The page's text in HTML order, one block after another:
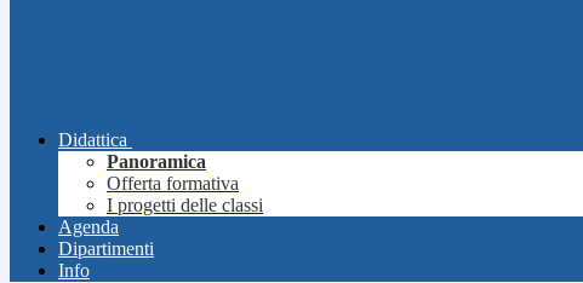
Didattica
Panoramica
Offerta formativa
I progetti delle classi
Agenda
Dipartimenti
Info